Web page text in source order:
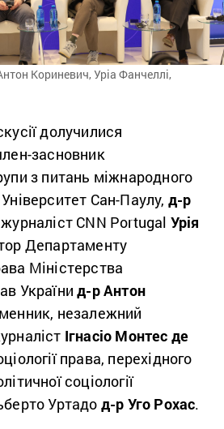
Кориневич, Уріа Фанчеллі,
долучилися
засновник
з питань міжнародного
Сан-Паулу, д-р
CNN Portugal Урія
Департаменту
Міністерства
Українид-р Антон
незалежний
Ігнасіо Монтес де
права, перехідного
соціології
Уртадо д-р Уго Рохас.